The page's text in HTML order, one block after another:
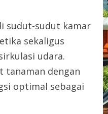
sudut-sudut kamar
sekaligus
udara.
tanaman dengan
optimal sebagai